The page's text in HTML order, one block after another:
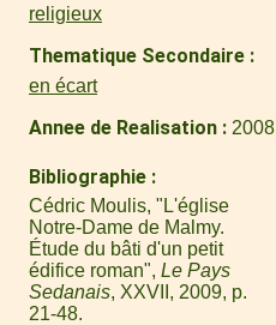
religieux
Thematique Secondaire
en écart
Annee de Realisation 2008
Bibliographie
Cédric Moulis, "L'église
Notre-Dame de Malmy.
Étude du bâti d'un petit
édifice roman", Le Pays
Sedanais, XXVII, 2009, p.
21-48.